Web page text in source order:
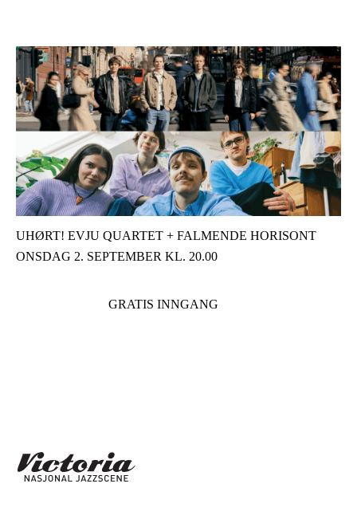
UHØRT! EVJU QUARTET + FALMENDE HORISONT
ONSDAG 2. SEPTEMBER KL. 20.00
GRATIS INNGANG